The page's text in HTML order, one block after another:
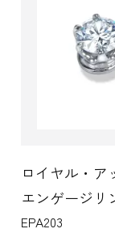
ロイヤル・ア
エンゲージリ
EPA203